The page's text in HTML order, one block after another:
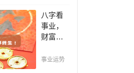
吉避
凶，不
走弯
路，点
查看！
八字看
事业，
财富伴
哪日出
事业运势